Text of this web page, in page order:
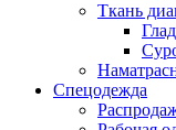
Ткань
Спецодежда